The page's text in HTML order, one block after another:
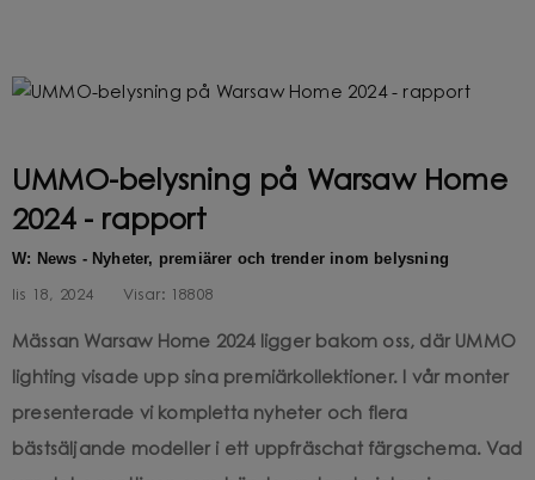
UMMO-belysning på Warsaw Home
2024 - rapport
W: News - Nyheter, premiärer och trender inom belysning
lis 18, 2024 Visar: 18808
Mässan Warsaw Home 2024 ligger bakom oss, där UMMO
lighting visade upp sina premiärkollektioner. I vår monter
presenterade vi kompletta nyheter och flera
bästsäljande modeller i ett uppfräschat färgschema. Vad